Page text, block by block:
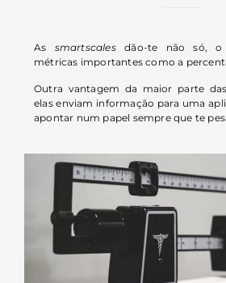
As smartscalesdão-te não só, o
métricas importantes como a
Outra vantagem da maior parte
elas enviam informação para uma
apontar num papel sempre que te